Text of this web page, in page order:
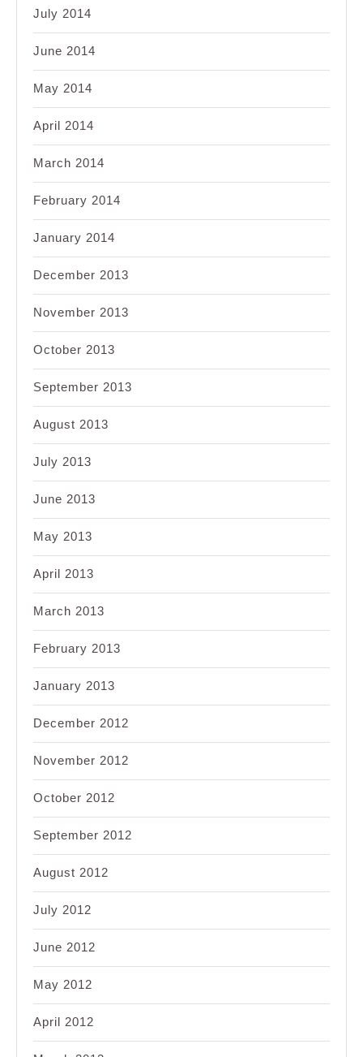
July 2014
June 2014
May 2014
April 2014
March 2014
February 2014
January 2014
December 2013
November 2013
October 2013
September 2013
August 2013
July 2013
June 2013
May 2013
April 2013
March 2013
February 2013
January 2013
December 2012
November 2012
October 2012
September 2012
August 2012
July 2012
June 2012
May 2012
April 2012